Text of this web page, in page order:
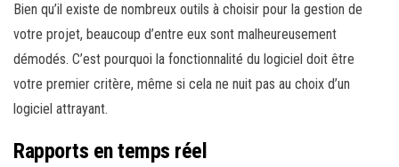
Bien qu’il existe de nombreux outils à choisir pour la gestion de
votre projet, beaucoup d’entre eux sont malheureusement
démodés. C’est pourquoi la fonctionnalité du logiciel doit être
votre premier critère, même si cela ne nuit pas au choix d’un
logiciel attrayant.
Rapports en temps réel